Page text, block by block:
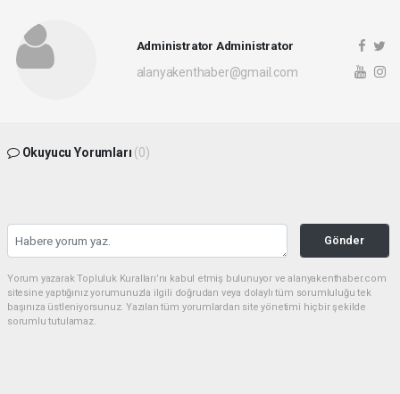
Administrator Administrator
alanyakenthaber@gmail.com
Okuyucu Yorumları (0)
Gönder
Yorum yazarak Topluluk Kuralları’nı kabul etmiş bulunuyor ve alanyakenthaber.com
sitesine yaptığınız yorumunuzla ilgili doğrudan veya dolaylı tüm sorumluluğu tek
başınıza üstleniyorsunuz. Yazılan tüm yorumlardan site yönetimi hiçbir şekilde
sorumlu tutulamaz.